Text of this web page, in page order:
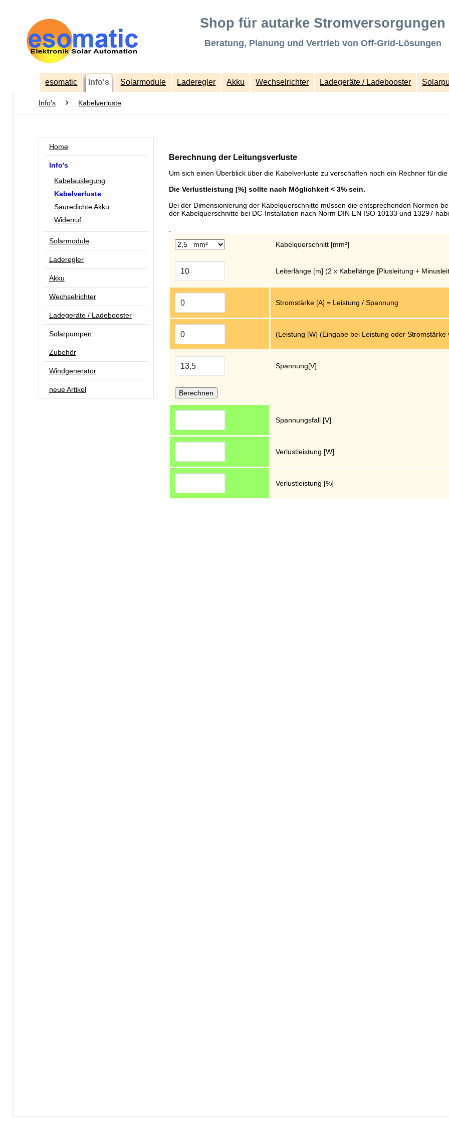
Shop für autarke Stromversorgungen
Beratung, Planung und Vertrieb von Off-Grid-Lösungen
esomatic Info's Solarmodule Laderegler Akku Wechselrichter Ladegeräte / Ladebooster
Info's Kabelverluste
Home
Info's
Kabelauslegung
Kabelverluste
Säuredichte Akku
Widerruf
Solarmodule
Laderegler
Akku
Wechselrichter
Ladegeräte / Ladebooster
Solarpumpen
Zubehör
Windgenerator
neue Artikel
Berechnung der Leitungsverluste
Um sich einen Überblick über die Kabelverluste zu verschaffen noch ein Rechner für die
Die Verlustleistung [%] sollte nach Möglichkeit < 3% sein.
Bei der Dimensionierung der Kabelquerschnitte müssen die entsprechenden Normen
der Kabelquerschnitte bei DC-Installation nach Norm DIN EN ISO 10133 und 13297
Kabelquerschnitt [mm²]
Leiterlänge [m] (2 x Kabellänge [Plusleitung +
Stromstärke [A] = Leistung / Spannung
(Leistung [W] (Eingabe bei Leistung oder Stromstärke
Spannung[V]
Spannungsfall [V]
Verlustleistung [W]
Verlustleistung [%]